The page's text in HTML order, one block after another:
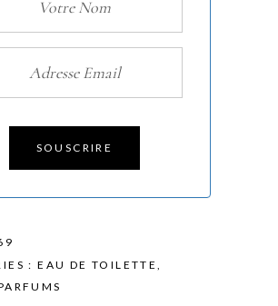
SOUSCRIRE
:EAU DE TOILETTE,